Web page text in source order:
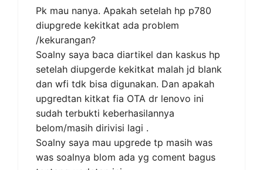
Pk mau nanya. Apakah setelah hp p780
diupgrede kekitkat ada problem
/kekurangan?
Soalny saya baca diartikel dan kaskus hp
setelah diupgerde kekitkat malah jd blank
dan wfi tdk bisa digunakan. Dan apakah
upgredtan kitkat fia OTA dr lenovo ini
sudah terbukti keberhasilannya
belom/masih dirivisi lagi .
Soalny saya mau upgrede tp masih was
was soalnya blom ada yg coment bagus